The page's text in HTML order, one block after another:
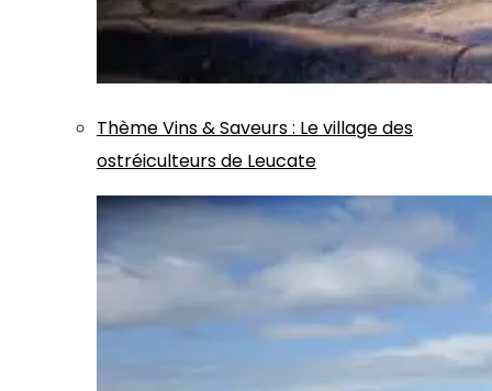
ThèmeVins & Saveurs: Le village des
ostréiculteurs de Leucate